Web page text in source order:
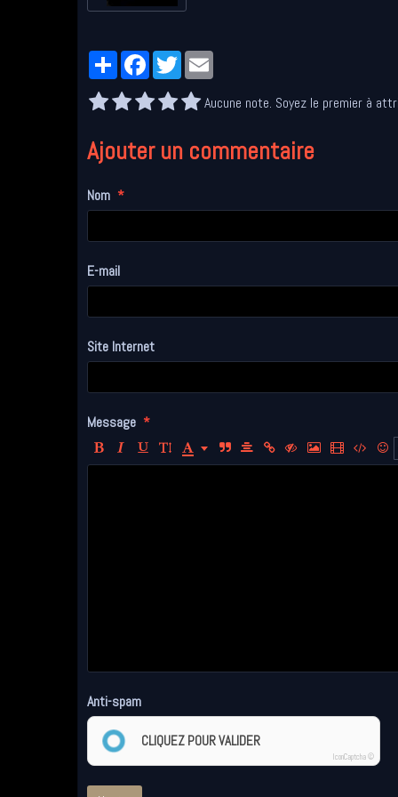
PartagerFacebookTwitter
Aucune note. Soyez le premier à
Ajouter un commentaire
Nom
E-mail
Site Internet
Message
Anti-spam
CLIQUEZ POUR VALIDER
IconCaptcha ©